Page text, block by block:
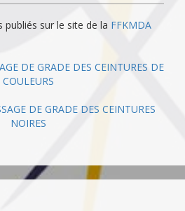
sur le site de la FFKMDA
DE GRADE DES CEINTURES DE
COULEURS
DE GRADE DES CEINTURES
NOIRES